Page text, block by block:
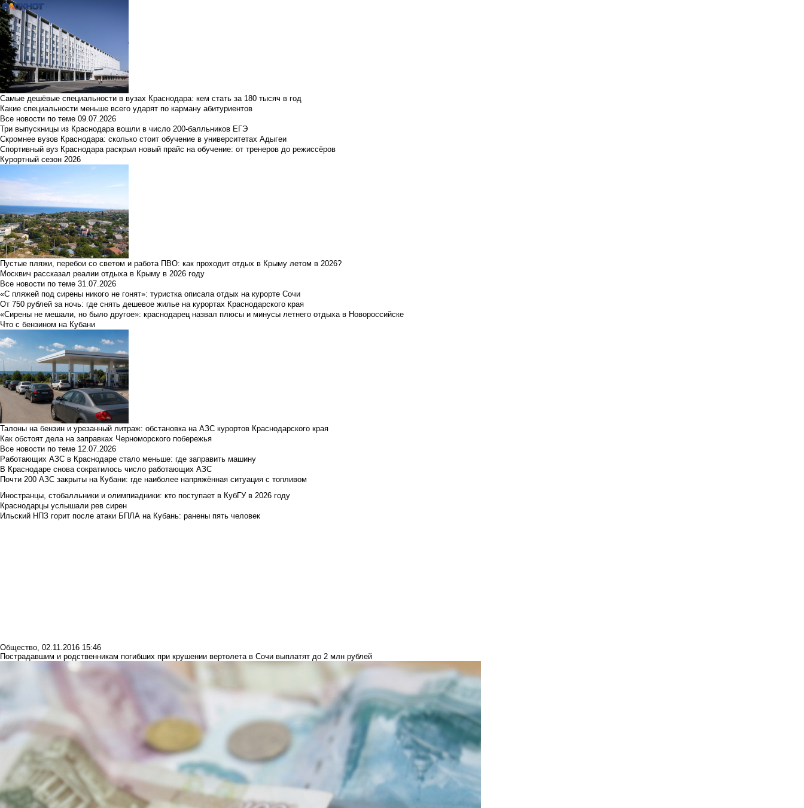
Самые дешёвые специальности в вузах Краснодара: кем стать за 180 тысяч в год
Какие специальности меньше всего ударят по карману абитуриентов
Все новости по теме 09.07.2026
Три выпускницы из Краснодара вошли в число 200-балльников ЕГЭ
Скромнее вузов Краснодара: сколько стоит обучение в университетах Адыгеи
Спортивный вуз Краснодара раскрыл новый прайс на обучение: от тренеров до режиссёров
Курортный сезон 2026
Пустые пляжи, перебои со светом и работа ПВО: как проходит отдых в Крыму летом в 2026?
Москвич рассказал реалии отдыха в Крыму в 2026 году
Все новости по теме 31.07.2026
«С пляжей под сирены никого не гонят»: туристка описала отдых на курорте Сочи
От 750 рублей за ночь: где снять дешевое жилье на курортах Краснодарского края
«Сирены не мешали, но было другое»: краснодарец назвал плюсы и минусы летнего отдыха в Новороссийске
Что с бензином на Кубани
Талоны на бензин и урезанный литраж: обстановка на АЗС курортов Краснодарского края
Как обстоят дела на заправках Черноморского побережья
Все новости по теме 12.07.2026
Работающих АЗС в Краснодаре стало меньше: где заправить машину
В Краснодаре снова сократилось число работающих АЗС
Почти 200 АЗС закрыты на Кубани: где наиболее напряжённая ситуация с топливом
Иностранцы, стобалльники и олимпиадники: кто поступает в КубГУ в 2026 году
Краснодарцы услышали рев сирен
Ильский НПЗ горит после атаки БПЛА на Кубань: ранены пять человек
Общество, 02.11.2016 15:46
Пострадавшим и родственникам погибших при крушении вертолета в Сочи выплатят до 2 млн рублей